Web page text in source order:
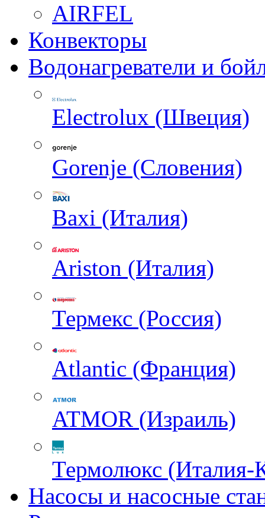
AIRFEL
Конвекторы
Водонагреватели и
Electrolux (Швеция)
Gorenje (Словения)
Baxi (Италия)
Ariston (Италия)
Термекс (Россия)
Atlantic (Франция)
ATMOR (Израиль)
Термолюкс (Италия-
Насосы и насосные